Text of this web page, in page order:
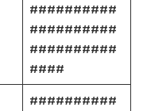
##########
##########
##########
####
##########